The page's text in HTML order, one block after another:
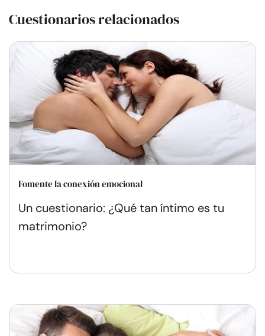
Cuestionarios relacionados
Fomente la conexión emocional
Un cuestionario: ¿Qué tan íntimo es tu
matrimonio?